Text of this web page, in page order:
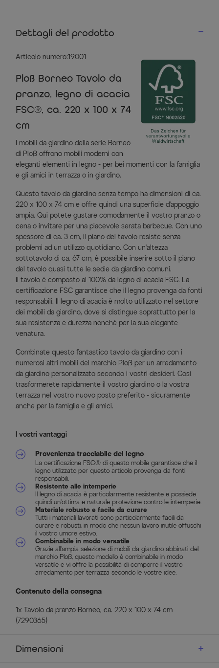
Dettagli del prodotto
Articolo numero:19001
Ploß Borneo Tavolo da
pranzo, legno di acacia
FSC®, ca. 220 x 100 x 74
cm
I mobili da giardino della serie Borneo
di Ploß offrono mobili moderni con
eleganti elementi in legno - per bei momenti con la famiglia
e gli amici in terrazza o in giardino.
Questo tavolo da giardino senza tempo ha dimensioni di ca.
220 x 100 x 74 cm e offre quindi una superficie d'appoggio
ampia. Qui potete gustare comodamente il vostro pranzo o
cena o invitare per una piacevole serata barbecue. Con uno
spessore di ca. 3 cm, il piano del tavolo resiste senza
problemi ad un utilizzo quotidiano. Con un'altezza
sottotavolo di ca. 67 cm, è possibile inserire sotto il piano
del tavolo quasi tutte le sedie da giardino comuni.
Il tavolo è composto al 100% da legno di acacia FSC. La
certificazione FSC garantisce che il legno provenga da fonti
responsabili. Il legno di acacia è molto utilizzato nel settore
dei mobili da giardino, dove si distingue soprattutto per la
sua resistenza e durezza nonché per la sua elegante
venatura.
Combinate questo fantastico tavolo da giardino con i
numerosi altri mobili del marchio Ploß per un arredamento
da giardino personalizzato secondo i vostri desideri. Così
trasformerete rapidamente il vostro giardino o la vostra
terrazza nel vostro nuovo posto preferito - sicuramente
anche per la famiglia e gli amici.
I vostri vantaggi
Provenienza tracciabile del legno
La certificazione FSC® di questo mobile garantisce che il
legno utilizzato per questo articolo provenga da fonti
responsabili.
Resistente alle intemperie
Il legno di acacia è particolarmente resistente e possiede
quindi un'ottima e naturale protezione contro le intemperie.
Materiale robusto e facile da curare
Tutti i materiali lavorati sono particolarmente facili da
curare e robusti, in modo che nessun lavoro inutile offuschi
il vostro umore estivo.
Combinabile in modo versatile
Grazie all'ampia selezione di mobili da giardino abbinati del
marchio Ploß, questo modello è combinabile in modo
versatile e vi offre la possibilità di comporre il vostro
arredamento per terrazza secondo le vostre idee.
Contenuto della consegna
1x Tavolo da pranzo Borneo, ca. 220 x 100 x 74 cm
(7290365)
Dimensioni